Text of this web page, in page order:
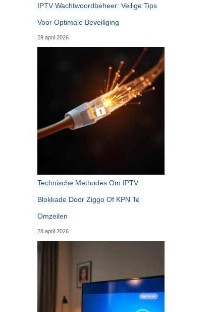
IPTV Wachtwoordbeheer: Veilige Tips
Voor Optimale Beveiliging
29 april 2026
Technische Methodes Om IPTV
Blokkade Door Ziggo Of KPN Te
Omzeilen
28 april 2026